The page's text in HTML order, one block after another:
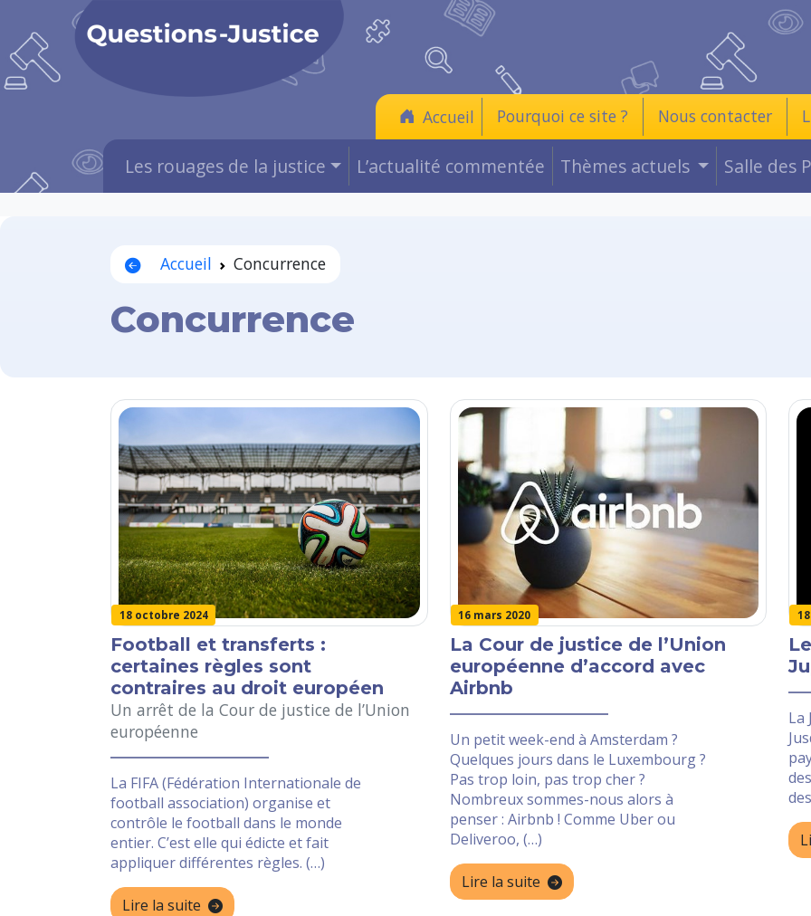
Accueil Pourquoi ce site ? Nous contacter
Les rouages de la justice L’actualité commentée Thèmes actuels Salle des
Accueil Concurrence
Concurrence
18 octobre 2024
Football et transferts :
certaines règles sont
contraires au droit européen
Un arrêt de la Cour de justice de l’Union
européenne
La FIFA (Fédération Internationale de
football association) organise et
contrôle le football dans le monde
entier. C’est elle qui édicte et fait
appliquer différentes règles. (…)
Lire la suite
16 mars 2020
La Cour de justice de l’Union
européenne d’accord avec
Airbnb
Un petit week-end à Amsterdam ?
Quelques jours dans le Luxembourg ?
Pas trop loin, pas trop cher ?
Nombreux sommes-nous alors à
penser : Airbnb ! Comme Uber ou
Deliveroo, (…)
Lire la suite
La